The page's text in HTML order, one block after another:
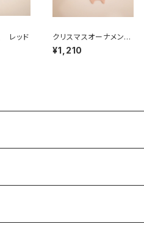
レッド
クリスマスオーナメン
ト ブタ
¥1,210